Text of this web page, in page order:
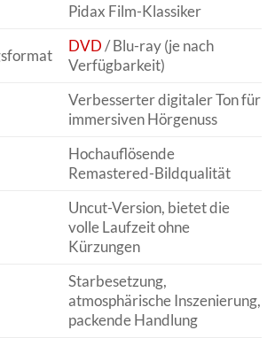
Pidax Film-Klassiker
DVD/ Blu-ray (je nach
Verfügbarkeit)
Verbesserter digitaler Ton für
immersiven Hörgenuss
Hochauflösende
Remastered-Bildqualität
Uncut-Version, bietet die
volle Laufzeit ohne
Kürzungen
Starbesetzung,
atmosphärische Inszenierung,
packende Handlung